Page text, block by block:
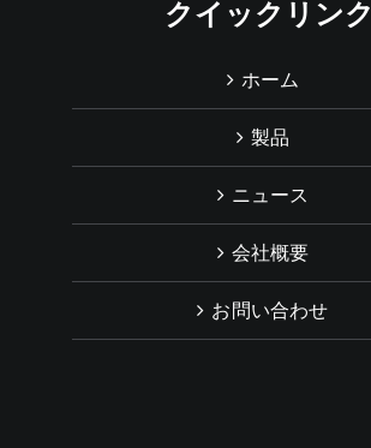
クイックリンク
ホーム
製品
ニュース
会社概要
お問い合わせ